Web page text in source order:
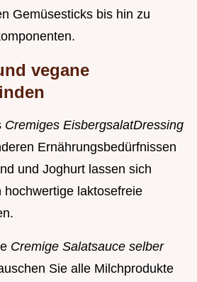
Gemüsesticks bis hin zu
vegane
Cremiges EisbergsalatDressing
Ernährungsbedürfnissen
und Joghurt lassen sich
hochwertige laktosefreie
Cremige Salatsauce selber
Sie alle Milchprodukte